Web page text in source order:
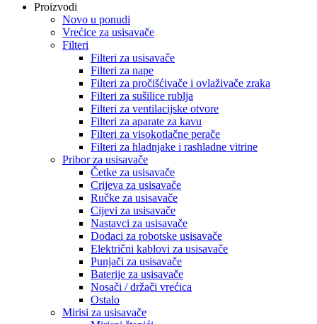
Proizvodi
Novo u ponudi
Vrećice za usisavače
Filteri
Filteri za usisavače
Filteri za nape
Filteri za pročišćivače i ovlaživače zraka
Filteri za sušilice rublja
Filteri za ventilacijske otvore
Filteri za aparate za kavu
Filteri za visokotlačne perače
Filteri za hladnjake i rashladne vitrine
Pribor za usisavače
Četke za usisavače
Crijeva za usisavače
Ručke za usisavače
Cijevi za usisavače
Nastavci za usisavače
Dodaci za robotske usisavače
Električni kablovi za usisavače
Punjači za usisavače
Baterije za usisavače
Nosači / držači vrećica
Ostalo
Mirisi za usisavače